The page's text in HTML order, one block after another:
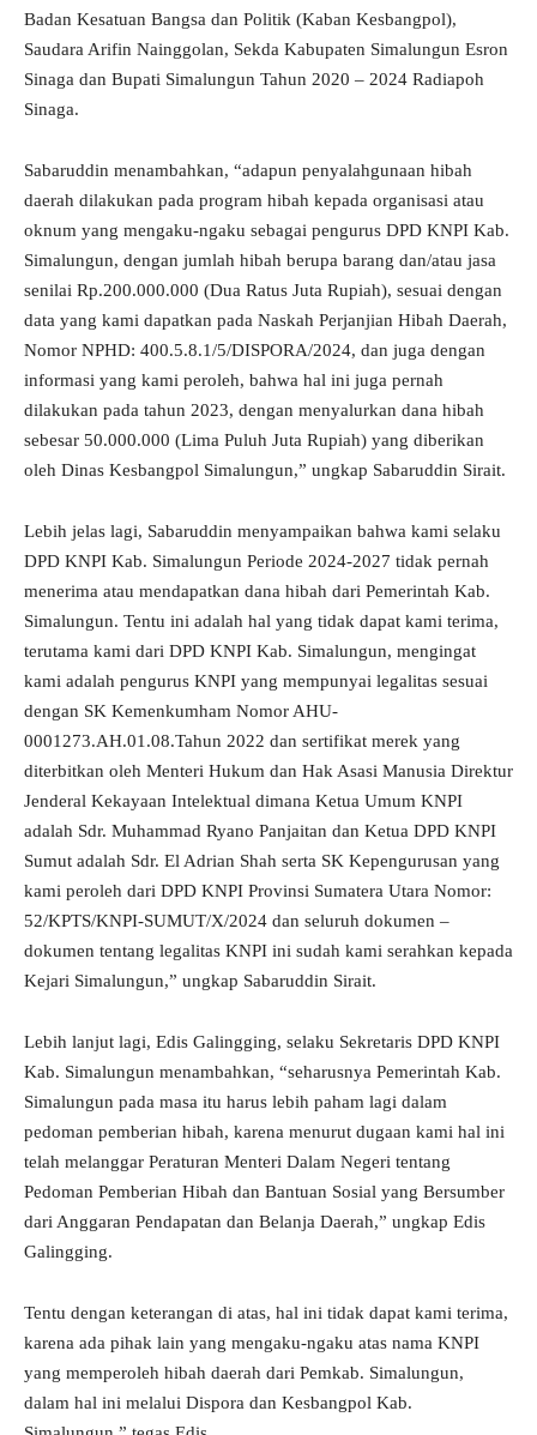
Badan Kesatuan Bangsa dan Politik (Kaban Kesbangpol),
Saudara Arifin Nainggolan, Sekda Kabupaten Simalungun Esron
Sinaga dan Bupati Simalungun Tahun 2020 – 2024 Radiapoh
Sinaga.
Sabaruddin menambahkan, “adapun penyalahgunaan hibah
daerah dilakukan pada program hibah kepada organisasi atau
oknum yang mengaku-ngaku sebagai pengurus DPD KNPI Kab.
Simalungun, dengan jumlah hibah berupa barang dan/atau jasa
senilai Rp.200.000.000 (Dua Ratus Juta Rupiah), sesuai dengan
data yang kami dapatkan pada Naskah Perjanjian Hibah Daerah,
Nomor NPHD: 400.5.8.1/5/DISPORA/2024, dan juga dengan
informasi yang kami peroleh, bahwa hal ini juga pernah
dilakukan pada tahun 2023, dengan menyalurkan dana hibah
sebesar 50.000.000 (Lima Puluh Juta Rupiah) yang diberikan
oleh Dinas Kesbangpol Simalungun,” ungkap Sabaruddin Sirait.
Lebih jelas lagi, Sabaruddin menyampaikan bahwa kami selaku
DPD KNPI Kab. Simalungun Periode 2024-2027 tidak pernah
menerima atau mendapatkan dana hibah dari Pemerintah Kab.
Simalungun. Tentu ini adalah hal yang tidak dapat kami terima,
terutama kami dari DPD KNPI Kab. Simalungun, mengingat
kami adalah pengurus KNPI yang mempunyai legalitas sesuai
dengan SK Kemenkumham Nomor AHU-
0001273.AH.01.08.Tahun 2022 dan sertifikat merek yang
diterbitkan oleh Menteri Hukum dan Hak Asasi Manusia Direktur
Jenderal Kekayaan Intelektual dimana Ketua Umum KNPI
adalah Sdr. Muhammad Ryano Panjaitan dan Ketua DPD KNPI
Sumut adalah Sdr. El Adrian Shah serta SK Kepengurusan yang
kami peroleh dari DPD KNPI Provinsi Sumatera Utara Nomor:
52/KPTS/KNPI-SUMUT/X/2024 dan seluruh dokumen –
dokumen tentang legalitas KNPI ini sudah kami serahkan kepada
Kejari Simalungun,” ungkap Sabaruddin Sirait.
Lebih lanjut lagi, Edis Galingging, selaku Sekretaris DPD KNPI
Kab. Simalungun menambahkan, “seharusnya Pemerintah Kab.
Simalungun pada masa itu harus lebih paham lagi dalam
pedoman pemberian hibah, karena menurut dugaan kami hal ini
telah melanggar Peraturan Menteri Dalam Negeri tentang
Pedoman Pemberian Hibah dan Bantuan Sosial yang Bersumber
dari Anggaran Pendapatan dan Belanja Daerah,” ungkap Edis
Galingging.
Tentu dengan keterangan di atas, hal ini tidak dapat kami terima,
karena ada pihak lain yang mengaku-ngaku atas nama KNPI
yang memperoleh hibah daerah dari Pemkab. Simalungun,
dalam hal ini melalui Dispora dan Kesbangpol Kab.